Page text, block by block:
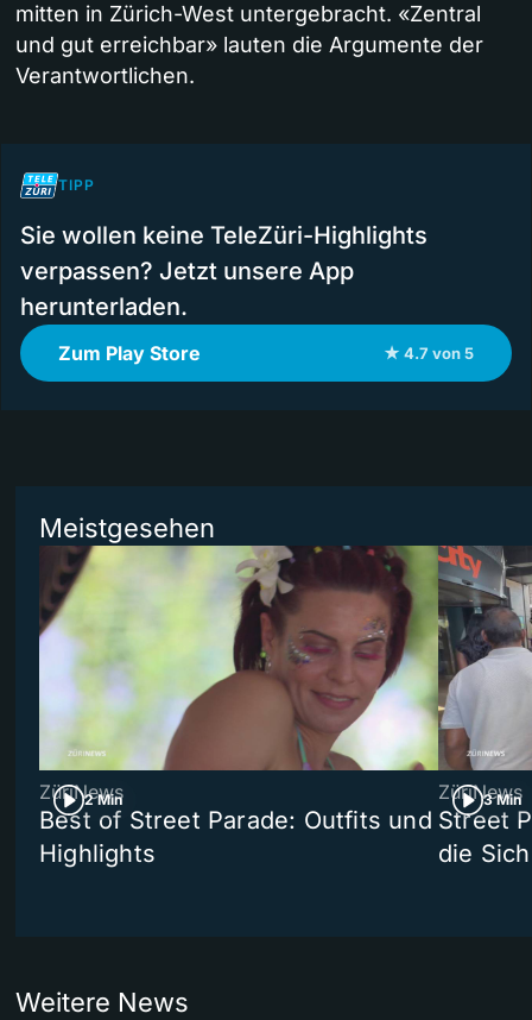
mitten in Zürich-West untergebracht. «Zentral
und gut erreichbar» lauten die Argumente der
Verantwortlichen.
TIPP
Sie wollen keine TeleZüri-Highlights
verpassen? Jetzt unsere App
herunterladen.
Zum Play Store ★ 4.7 von 5
Meistgesehen
2 Min
ZüriNews
Best of Street Parade: Outfits und
Highlights
3 Min
ZüriNews
Street
die
Weitere News